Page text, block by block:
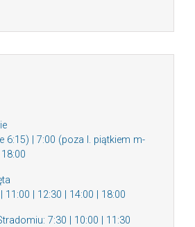
6:15) | 7:00 (poza I. piątkiem m-
11:00 | 12:30 | 14:00 | 18:00
7:30 | 10:00 | 11:30